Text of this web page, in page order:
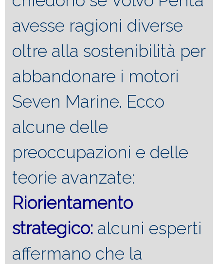
avesse ragioni diverse
oltre alla sostenibilità per
abbandonare i motori
Seven Marine. Ecco
alcune delle
preoccupazioni e delle
teorie avanzate:
Riorientamento
strategico: alcuni esperti
affermano che la